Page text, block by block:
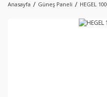
Anasayfa Güneş Paneli HEGEL